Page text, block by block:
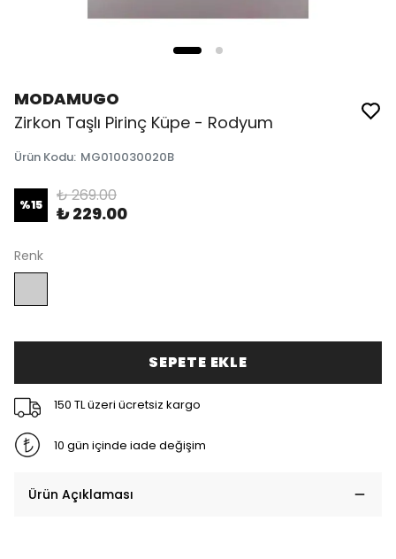
MODAMUGO
Zirkon Taşlı Pirinç Küpe - Rodyum
Ürün Kodu: MG010030020B
%15 ₺ 269.00
₺ 229.00
Renk
SEPETE EKLE
150 TL üzeri ücretsiz kargo
10 gün içinde iade değişim
Ürün Açıklaması